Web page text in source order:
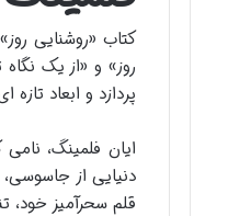
کتاب «روشنایی
روز» و «از یک
پردازد و ابعاد
ایان فلمینگ،
دنیایی از
قلم سحرآمیز خود،